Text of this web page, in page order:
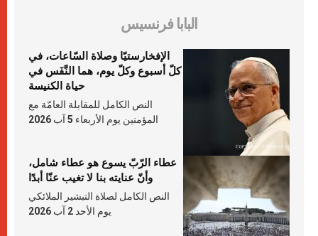
البابا فرنسيس
الإفخارستيّا وصلاة السّاعات، في
كلّ أسبوع وكلّ يوم، هما النَّفَس في
حياة الكنيسة
النص الكامل للمقابلة العامّة مع
المؤمنين يوم الأربعاء 5 آب 2026
عطاء الرّبّ يسوع هو عطاء شامل،
وأنّ عنايته بنا لا تغيب عنّا أبدًا
النص الكامل لصلاة التبشير الملائكي
يوم الأحد 2 آب 2026